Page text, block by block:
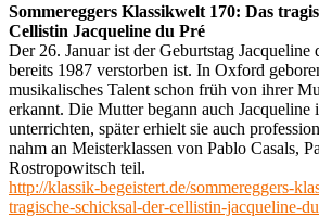
Sommereggers Klassikwelt 170: Das
Cellistin Jacqueline du Pré
Der 26. Januar ist der Geburtstag Jacqueline
bereits 1987 verstorben ist. In Oxford
musikalisches Talent schon früh von ihrer
erkannt. Die Mutter begann auch Jacqueline
unterrichten, später erhielt sie auch
nahm an Meisterklassen von Pablo Casals,
Rostropowitsch teil.
http://klassik-begeistert.de/sommereggers-
tragische-schicksal-der-cellistin-jacqueline-